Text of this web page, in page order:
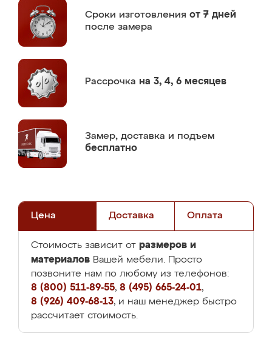
Сроки изготовления от 7 дней
после замера
Рассрочка на 3, 4, 6 месяцев
Замер, доставка и подъем
бесплатно
Цена Доставка Оплата
Стоимость зависит от размеров и
материалов Вашей мебели. Просто
позвоните нам по любому из телефонов:
8 (800) 511-89-55, 8 (495) 665-24-01,
8 (926) 409-68-13, и наш менеджер быстро
рассчитает стоимость.